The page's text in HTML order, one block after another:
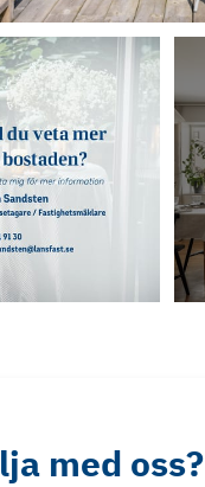
med oss?